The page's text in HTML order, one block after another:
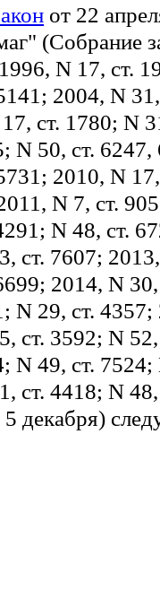
от 22
(Собрание
N 17, ст.
2004, N
ст. 1780; N
N 50, ст.
2010, N
N 7, ст.
N 48, ст.
ст. 7607;
2014, N
N 29, ст.
ст. 3592; N
N 49, ст.
ст. 4418; N
5 декабря)